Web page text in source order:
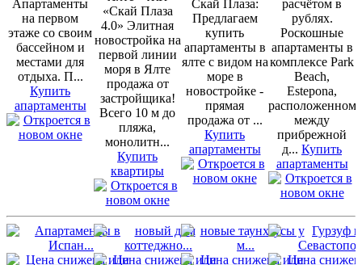
Апартаменты
на первом
этаже со своим
бассейном и
местами для
отдыха. П...
Купить
апартаменты
«Скай Плаза
4.0» Элитная
новостройка на
первой линии
моря в Ялте
продажа от
застройщика!
Всего 10 м до
пляжа,
монолитн...
Купить
квартиры
Скай Плаза:
Предлагаем
купить
апартаменты в
ялте с видом на
море в
новостройке -
прямая
продажа от ...
Купить
апартаменты
расчётом в
рублях.
Роскошные
апартаменты в
комплексе Park
Beach,
Estepona,
расположенном
между
прибрежной
д... Купить
апартаменты